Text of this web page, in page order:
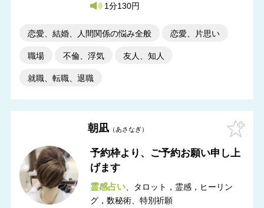
1分130円
恋愛、結婚、人間関係の悩み全般 恋愛、片思い
職場 不倫、浮気 友人、知人
就職、転職、退職
朝凪 あさなぎ
予約枠より、ご予約お願い申し上
げます
霊感占い
タロット，霊感，ヒーリン
グ，数秘術
特別祈願